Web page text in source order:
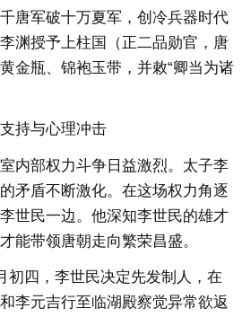
唐军破十万夏军，创冷兵器时代
渊授予上柱国（正二品勋官，唐
金瓶、锦袍玉带，并敕“卿当为诸
持与心理冲击
内部权力斗争日益激烈。太子李
矛盾不断激化。在这场权力角逐
世民一边。他深知李世民的雄才
能带领唐朝走向繁荣昌盛。
初四，李世民决定先发制人，在
李元吉行至临湖殿察觉异常欲返